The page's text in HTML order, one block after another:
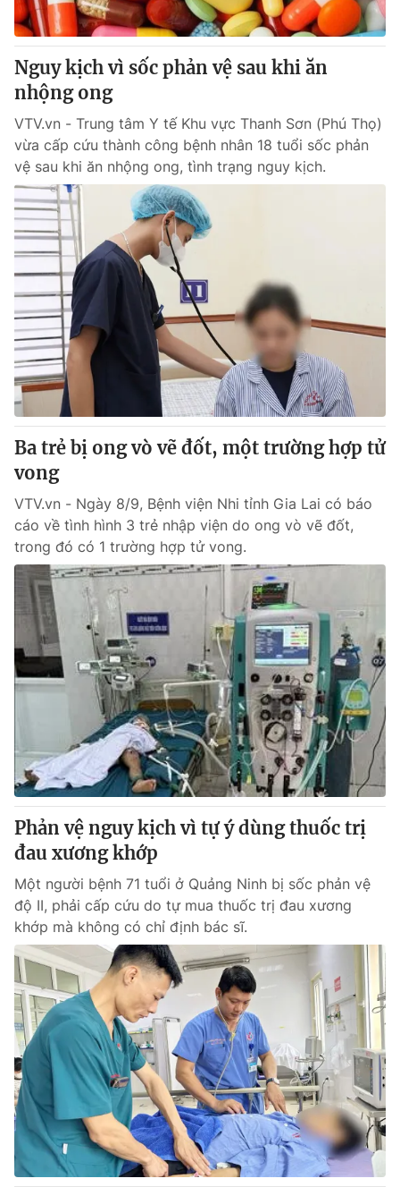
Nguy kịch vì sốc phản vệ sau khi ăn
nhộng ong
VTV.vn - Trung tâm Y tế Khu vực Thanh Sơn (Phú Thọ)
vừa cấp cứu thành công bệnh nhân 18 tuổi sốc phản
vệ sau khi ăn nhộng ong, tình trạng nguy kịch.
Ba trẻ bị ong vò vẽ đốt, một trường hợp tử
vong
VTV.vn - Ngày 8/9, Bệnh viện Nhi tỉnh Gia Lai có báo
cáo về tình hình 3 trẻ nhập viện do ong vò vẽ đốt,
trong đó có 1 trường hợp tử vong.
Phản vệ nguy kịch vì tự ý dùng thuốc trị
đau xương khớp
Một người bệnh 71 tuổi ở Quảng Ninh bị sốc phản vệ
độ II, phải cấp cứu do tự mua thuốc trị đau xương
khớp mà không có chỉ định bác sĩ.